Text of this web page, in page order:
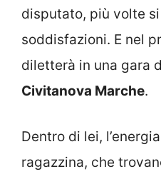
disputato, più volte
soddisfazioni. E nel
diletterà in una gara
Civitanova Marche.
Dentro di lei,
ragazzina, che